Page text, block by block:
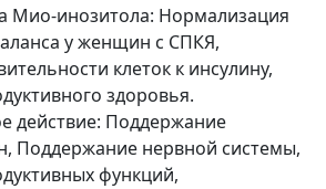
Мио-инозитола: Нормализация
у женщин с СПКЯ,
клеток к инсулину,
здоровья.
действие: Поддержание
Поддержание нервной системы,
функций,